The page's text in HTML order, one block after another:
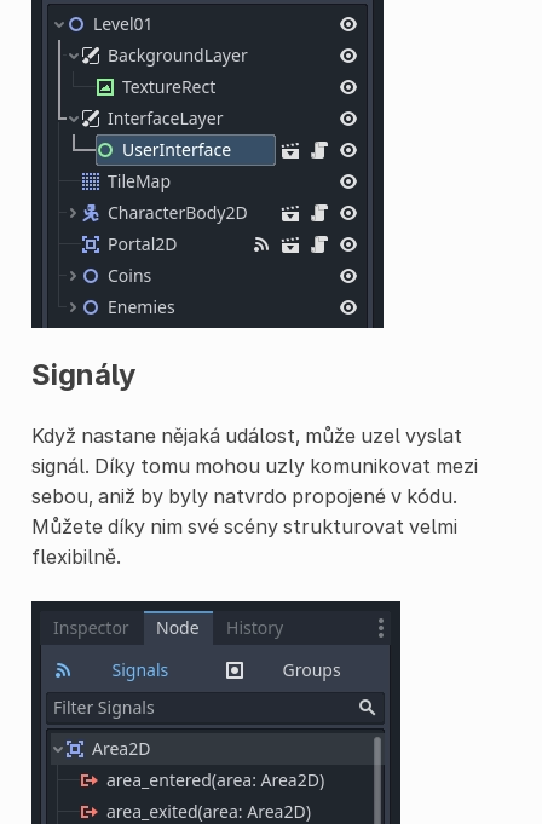
Signály
Když nastane nějaká událost, může uzel vyslat
signál. Díky tomu mohou uzly komunikovat mezi
sebou, aniž by byly natvrdo propojené v kódu.
Můžete díky nim své scény strukturovat velmi
flexibilně.